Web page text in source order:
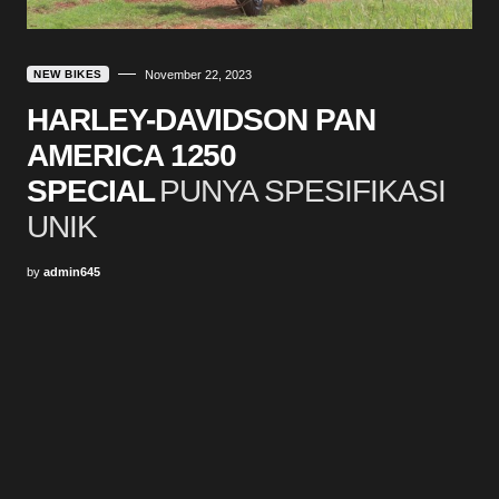
NEW BIKES November 22, 2023
HARLEY-DAVIDSON PAN
AMERICA 1250
SPECIAL PUNYA SPESIFIKASI
UNIK
by admin645